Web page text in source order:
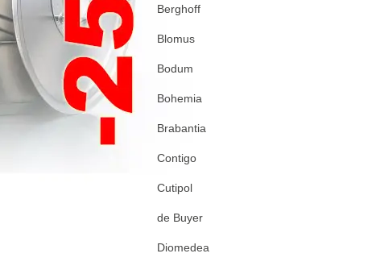
Berghoff
Blomus
Bodum
Bohemia
Brabantia
Contigo
Cutipol
de Buyer
Diomedea